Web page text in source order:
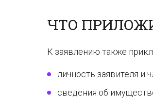
ЧТО
К заявлению также
личность заявителя и
сведения об